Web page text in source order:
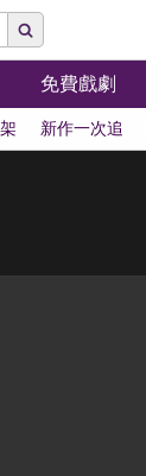
免費戲劇
新作一次追